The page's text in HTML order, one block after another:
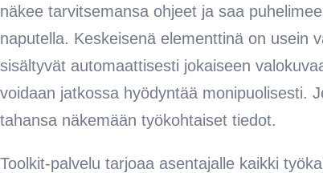
näkee tarvitsemansa ohjeet ja saa
naputella. Keskeisenä elementtinä on
sisältyvät automaattisesti jokaiseen
voidaan jatkossa hyödyntää monipuolisesti.
tahansa näkemään työkohtaiset tiedot.
Toolkit-palvelu tarjoaa asentajalle kaikki